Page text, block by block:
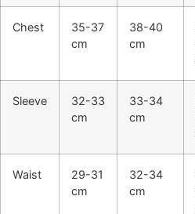
Chest
35-37
cm
38-40
cm
Sleeve
32-33
cm
33-34
cm
Waist
29-31
cm
32-34
cm